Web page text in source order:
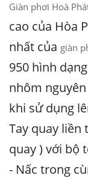
Giàn phơi Hoà
cao của Hòa
nhất của giàn
950 hình
nhôm
khi sử dụng
Tay quay liền
quay ) với bộ
- Nấc trong